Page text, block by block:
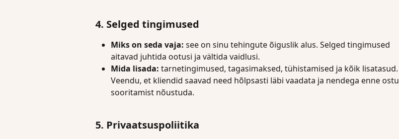
4. Selged tingimused
Miks on seda vaja: see on sinu tehingute õiguslik alus. Selged tingimused
aitavad juhtida ootusi ja vältida vaidlusi.
Mida lisada: tarnetingimused, tagasimaksed, tühistamised ja kõik lisatasud.
Veendu, et kliendid saavad need hõlpsasti läbi vaadata ja nendega enne ostu
sooritamist nõustuda.
5. Privaatsuspoliitika